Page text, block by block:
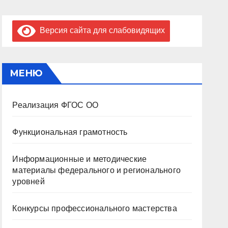
Версия сайта для слабовидящих
МЕНЮ
Реализация ФГОС ОО
Функциональная грамотность
Информационные и методические
материалы федерального и регионального
уровней
Конкурсы профессионального мастерства